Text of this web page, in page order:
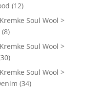
(12)
Soul Wool >
(8)
Soul Wool >
Soul Wool >
(34)